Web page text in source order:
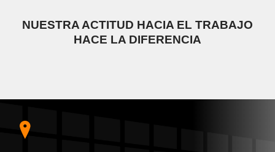
NUESTRA ACTITUD HACIA EL TRABAJO
HACE LA DIFERENCIA